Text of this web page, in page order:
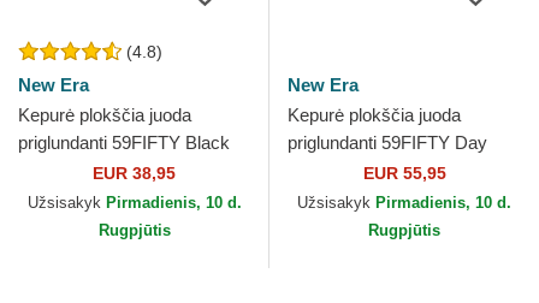
(4.8)
New Era
Kepurė plokščia juoda
priglundanti 59FIFTY Black
on Black New York Yankees
MLB New Era
EUR 38,95
Užsisakyk Pirmadienis, 10 d.
Rugpjūtis
New Era
Kepurė plokščia juoda
priglundanti 59FIFTY Day
Retro Crown New York
Yankees MLB New Era
EUR 55,95
Užsisakyk Pirmadienis, 10 d.
Rugpjūtis